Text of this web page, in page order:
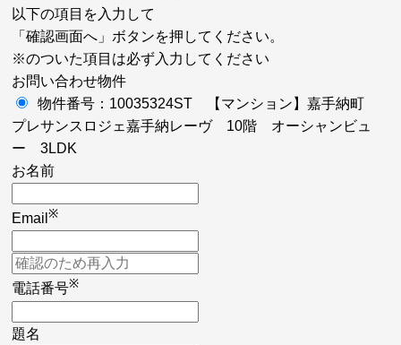
以下の項目を入力して
「確認画面へ」ボタンを押してください。
※のついた項目は必ず入力してください
お問い合わせ物件
物件番号：10035324ST 【マンション】嘉手納町
プレサンスロジェ嘉手納レーヴ 10階 オーシャンビュ
ー 3LDK
お名前
Email※
電話番号※
題名